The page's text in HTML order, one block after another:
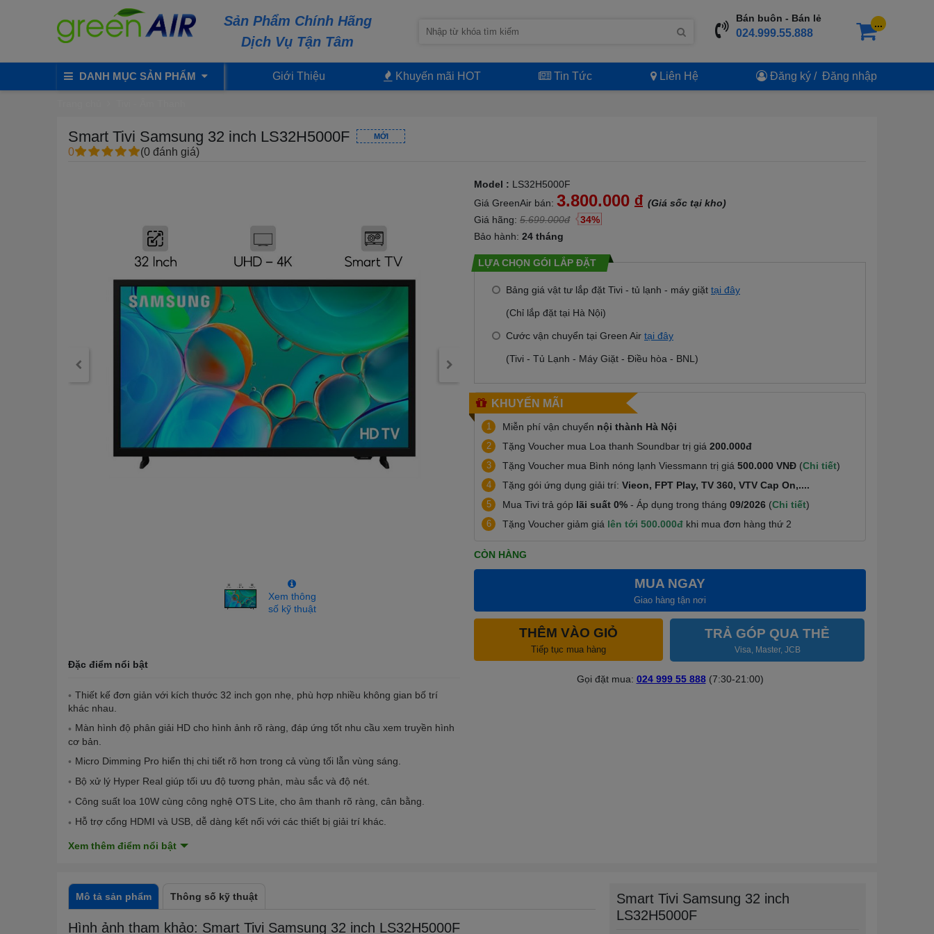
Sản Phẩm Chính Hãng
Dịch Vụ Tận Tâm
Bán buôn - Bán lẻ
024.999.55.888
...
DANH MỤC SẢN PHẨM Giới Thiệu Khuyến mãi HOT Tin Tức Liên Hệ Đăng ký / Đăng nhập
Smart Tivi Samsung 32 inch LS32H5000F MỚI
0 (0 đánh giá)
Xem thông
số kỹ thuật
Đặc điểm nổi bật
Thiết kế đơn giản với kích thước 32 inch gọn nhẹ, phù hợp nhiều không gian bố trí
khác nhau.
Màn hình độ phân giải HD cho hình ảnh rõ ràng, đáp ứng tốt nhu cầu xem truyền hình
cơ bản.
Micro Dimming Pro hiển thị chi tiết rõ hơn trong cả vùng tối lẫn vùng sáng.
Bộ xử lý Hyper Real giúp tối ưu độ tương phản, màu sắc và độ nét.
Công suất loa 10W cùng công nghệ OTS Lite, cho âm thanh rõ ràng, cân bằng.
Hỗ trợ cổng HDMI và USB, dễ dàng kết nối với các thiết bị giải trí khác.
Xem thêm điểm nổi bật
Model : LS32H5000F
Giá GreenAir bán: 3.800.000 đ (Giá sốc tại kho)
Giá hãng: 5.699.000đ
34%
Bảo hành: 24 tháng
LỰA CHỌN GÓI LẮP ĐẶT
Bảng giá vật tư lắp đặt Tivi - tủ lạnh - máy giặt tại đây
(Chỉ lắp đặt tại Hà Nội)
Cước vận chuyển tại Green Air tại đây
(Tivi - Tủ Lạnh - Máy Giặt - Điều hòa - BNL)
KHUYẾN MÃI
1 Miễn phí vận chuyển nội thành Hà Nội
2 Tặng Voucher mua Loa thanh Soundbar trị giá 200.000đ
3 Tặng Voucher mua Bình nóng lạnh Viessmann trị giá 500.000 VNĐ (Chi tiết)
4 Tặng gói ứng dụng giải trí: Vieon, FPT Play, TV 360, VTV Cap On,....
5 Mua Tivi trả góp lãi suất 0% - Áp dụng trong tháng 09/2026 (Chi tiết)
6 Tặng Voucher giảm giá lên tới 500.000đ khi mua đơn hàng thứ 2
CÒN HÀNG
MUA NGAY
Giao hàng tận nơi
THÊM VÀO GIỎ
Tiếp tục mua hàng
TRẢ GÓP QUA THẺ
Visa, Master, JCB
Gọi đặt mua: 024 999 55 888(7:30-21:00)
Mô tả sản phẩm Thông số kỹ thuật
Hình ảnh tham khảo: Smart Tivi Samsung 32 inch LS32H5000F
Smart Tivi Samsung 32 inch
LS32H5000F